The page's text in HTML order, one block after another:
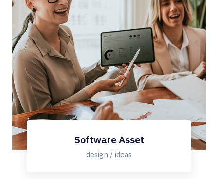
Software Asset
design / ideas